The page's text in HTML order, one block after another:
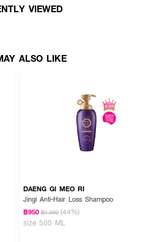
VIEWED
ALSO LIKE
DAENG GI MEO RI
Jingi Anti-Hair Loss Shampoo
฿950 ฿1,690 (44%)
size 500 ML